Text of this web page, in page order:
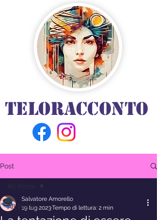
TELORACCONTO
Post
All Posts
Salvatore Amorello
19 lug 2023Tempo di lettura: 2 min